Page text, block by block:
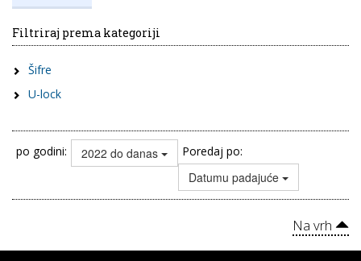
Filtriraj prema kategoriji
Šifre
U-lock
po godini: 2022 do danas Poredaj po:
Datumu padajuće
Na vrh